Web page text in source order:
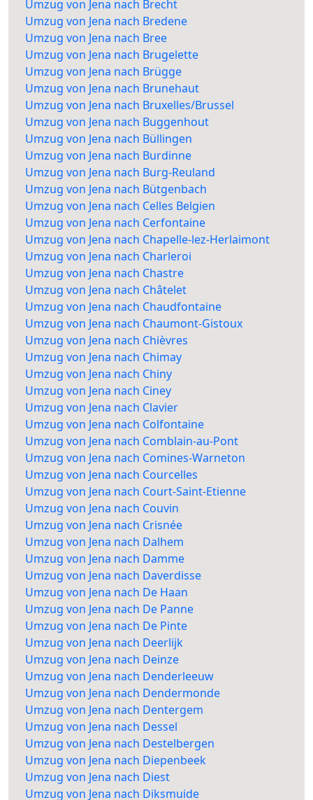
Umzug von Jena nach Brecht
Umzug von Jena nach Bredene
Umzug von Jena nach Bree
Umzug von Jena nach Brugelette
Umzug von Jena nach Brügge
Umzug von Jena nach Brunehaut
Umzug von Jena nach Bruxelles/Brussel
Umzug von Jena nach Buggenhout
Umzug von Jena nach Büllingen
Umzug von Jena nach Burdinne
Umzug von Jena nach Burg-Reuland
Umzug von Jena nach Bütgenbach
Umzug von Jena nach Celles Belgien
Umzug von Jena nach Cerfontaine
Umzug von Jena nach Chapelle-lez-Herlaimont
Umzug von Jena nach Charleroi
Umzug von Jena nach Chastre
Umzug von Jena nach Châtelet
Umzug von Jena nach Chaudfontaine
Umzug von Jena nach Chaumont-Gistoux
Umzug von Jena nach Chièvres
Umzug von Jena nach Chimay
Umzug von Jena nach Chiny
Umzug von Jena nach Ciney
Umzug von Jena nach Clavier
Umzug von Jena nach Colfontaine
Umzug von Jena nach Comblain-au-Pont
Umzug von Jena nach Comines-Warneton
Umzug von Jena nach Courcelles
Umzug von Jena nach Court-Saint-Etienne
Umzug von Jena nach Couvin
Umzug von Jena nach Crisnée
Umzug von Jena nach Dalhem
Umzug von Jena nach Damme
Umzug von Jena nach Daverdisse
Umzug von Jena nach De Haan
Umzug von Jena nach De Panne
Umzug von Jena nach De Pinte
Umzug von Jena nach Deerlijk
Umzug von Jena nach Deinze
Umzug von Jena nach Denderleeuw
Umzug von Jena nach Dendermonde
Umzug von Jena nach Dentergem
Umzug von Jena nach Dessel
Umzug von Jena nach Destelbergen
Umzug von Jena nach Diepenbeek
Umzug von Jena nach Diest
Umzug von Jena nach Diksmuide